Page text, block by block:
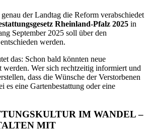
der Landtag die Reform verabschiedet
Rheinland-Pfalz 2025 in
September 2025 soll über den
werden.
das: Schon bald könnten neue
Wer sich rechtzeitig informiert und
dass die Wünsche der Verstorbenen
es eine Gartenbestattung oder eine
IM WANDEL –
MIT